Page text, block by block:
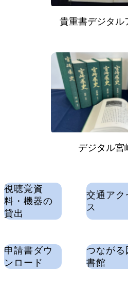
貴重書デジタル
デジタル宮
視聴覚資
料・機器の
貸出
交通アク
ス
申請書ダウ
ンロード
つながる
書館